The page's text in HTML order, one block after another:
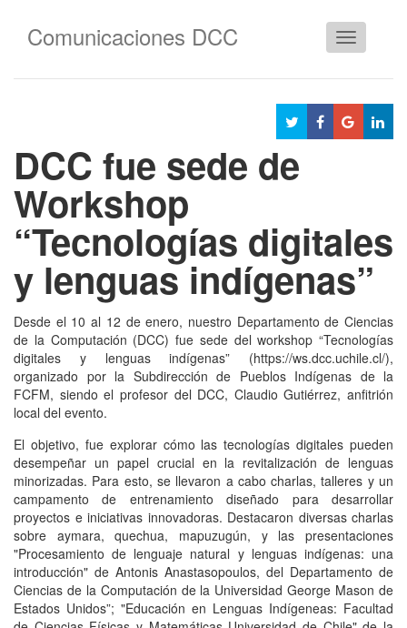
Cambiar
Comunicaciones DCC
DCC fue sede de
Workshop
“Tecnologías digitales
y lenguas indígenas”
Desde el 10 al 12 de enero, nuestro Departamento de Ciencias
de la Computación (DCC) fue sede del workshop “Tecnologías
digitales y lenguas indígenas” (https://ws.dcc.uchile.cl/),
organizado por la Subdirección de Pueblos Indígenas de la
FCFM, siendo el profesor del DCC, Claudio Gutiérrez, anfitrión
local del evento.
El objetivo, fue explorar cómo las tecnologías digitales pueden
desempeñar un papel crucial en la revitalización de lenguas
minorizadas. Para esto, se llevaron a cabo charlas, talleres y un
campamento de entrenamiento diseñado para desarrollar
proyectos e iniciativas innovadoras. Destacaron diversas charlas
sobre aymara, quechua, mapuzugún, y las presentaciones
"Procesamiento de lenguaje natural y lenguas indígenas: una
introducción" de Antonis Anastasopoulos, del Departamento de
Ciencias de la Computación de la Universidad George Mason de
Estados Unidos”; "Educación en Lenguas Indígeneas: Facultad